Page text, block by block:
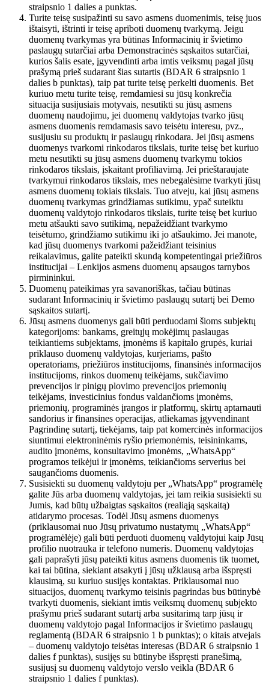
straipsnio 1 dalies a punktas.
Turite teisę susipažinti su savo asmens duomenimis, teisę juos
ištaisyti, ištrinti ir teisę apriboti duomenų tvarkymą. Jeigu
duomenų tvarkymas yra būtinas Informacinių ir švietimo
paslaugų sutarčiai arba Demonstracinės sąskaitos sutarčiai,
kurios šalis esate, įgyvendinti arba imtis veiksmų pagal jūsų
prašymą prieš sudarant šias sutartis (BDAR 6 straipsnio 1
dalies b punktas), taip pat turite teisę perkelti duomenis. Bet
kuriuo metu turite teisę, remdamiesi su jūsų konkrečia
situacija susijusiais motyvais, nesutikti su jūsų asmens
duomenų naudojimu, jei duomenų valdytojas tvarko jūsų
asmens duomenis remdamasis savo teisėtu interesu, pvz.,
susijusiu su produktų ir paslaugų rinkodara. Jei jūsų asmens
duomenys tvarkomi rinkodaros tikslais, turite teisę bet kuriuo
metu nesutikti su jūsų asmens duomenų tvarkymu tokios
rinkodaros tikslais, įskaitant profiliavimą. Jei prieštaraujate
tvarkymui rinkodaros tikslais, mes nebegalėsime tvarkyti jūsų
asmens duomenų tokiais tikslais. Tuo atveju, kai jūsų asmens
duomenų tvarkymas grindžiamas sutikimu, ypač suteiktu
duomenų valdytojo rinkodaros tikslais, turite teisę bet kuriuo
metu atšaukti savo sutikimą, nepažeidžiant tvarkymo
teisėtumo, grindžiamo sutikimu iki jo atšaukimo. Jei manote,
kad jūsų duomenys tvarkomi pažeidžiant teisinius
reikalavimus, galite pateikti skundą kompetentingai priežiūros
institucijai – Lenkijos asmens duomenų apsaugos tarnybos
pirmininkui.
Duomenų pateikimas yra savanoriškas, tačiau būtinas
sudarant Informacinių ir švietimo paslaugų sutartį bei Demo
sąskaitos sutartį.
Jūsų asmens duomenys gali būti perduodami šioms subjektų
kategorijoms: bankams, greitųjų mokėjimų paslaugas
teikiantiems subjektams, įmonėms iš kapitalo grupės, kuriai
priklauso duomenų valdytojas, kurjeriams, pašto
operatoriams, priežiūros institucijoms, finansinės informacijos
institucijoms, rinkos duomenų teikėjams, sukčiavimo
prevencijos ir pinigų plovimo prevencijos priemonių
teikėjams, investicinius fondus valdančioms įmonėms,
priemonių, programinės įrangos ir platformų, skirtų aptarnauti
sandorius ir finansines operacijas, atliekamas įgyvendinant
Pagrindinę sutartį, tiekėjams, taip pat komercinės informacijos
siuntimui elektroninėmis ryšio priemonėmis, teisininkams,
audito įmonėms, konsultavimo įmonėms, „WhatsApp“
programos teikėjui ir įmonėms, teikiančioms serverius bei
saugančioms duomenis.
Susisiekti su duomenų valdytoju per „WhatsApp“ programėlę
galite Jūs arba duomenų valdytojas, jei tam reikia susisiekti su
Jumis, kad būtų užbaigtas sąskaitos (realiąją sąskaitą)
atidarymo procesas. Todėl Jūsų asmens duomenys
(priklausomai nuo Jūsų privatumo nustatymų „WhatsApp“
programėlėje) gali būti perduoti duomenų valdytojui kaip Jūsų
profilio nuotrauka ir telefono numeris. Duomenų valdytojas
gali paprašyti jūsų pateikti kitus asmens duomenis tik tuomet,
kai tai būtina, siekiant atsakyti į jūsų užklausą arba išspręsti
klausimą, su kuriuo susijęs kontaktas. Priklausomai nuo
situacijos, duomenų tvarkymo teisinis pagrindas bus būtinybė
tvarkyti duomenis, siekiant imtis veiksmų duomenų subjekto
prašymu prieš sudarant sutartį arba susitarimą tarp jūsų ir
duomenų valdytojo pagal Informacijos ir švietimo paslaugų
reglamentą (BDAR 6 straipsnio 1 b punktas); o kitais atvejais
– duomenų valdytojo teisėtas interesas (BDAR 6 straipsnio 1
dalies f punktas), susijęs su būtinybe išspręsti pranešimą,
susijusį su duomenų valdytojo verslo veikla (BDAR 6
straipsnio 1 dalies f punktas).